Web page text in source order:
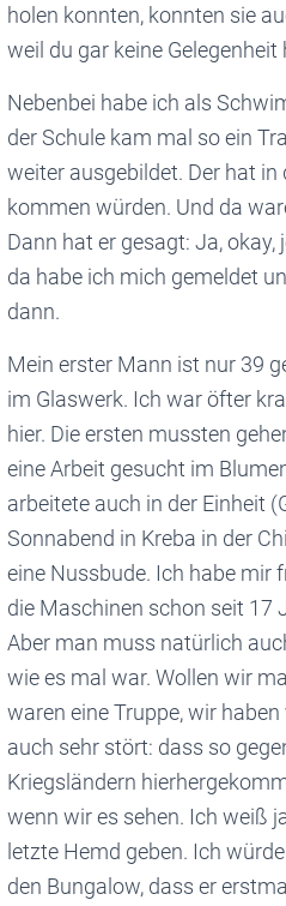
holen konnten, konnten sie
weil du gar keine
Nebenbei habe ich als
der Schule kam mal so ein
weiter ausgebildet. Der hat
kommen würden. Und da
Dann hat er gesagt: Ja,
da habe ich mich gemeldet
dann.
Mein erster Mann ist nur 39
im Glaswerk. Ich war öfter
hier. Die ersten mussten
eine Arbeit gesucht im
arbeitete auch in der Einheit
Sonnabend in Kreba in der
eine Nussbude. Ich habe mir
die Maschinen schon seit 17
Aber man muss natürlich
wie es mal war. Wollen wir
waren eine Truppe, wir
auch sehr stört: dass so
Kriegsländern
wenn wir es sehen. Ich weiß
letzte Hemd geben. Ich
den Bungalow, dass er